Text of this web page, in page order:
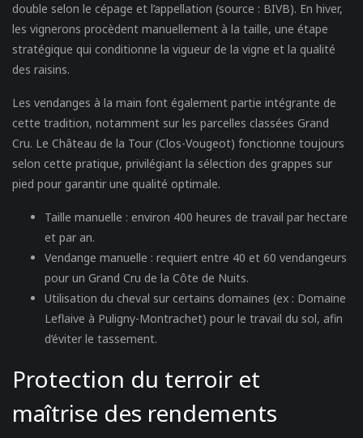
double selon le cépage et l’appellation (source : BIVB). En hiver,
les vignerons procèdent manuellement à la taille, une étape
stratégique qui conditionne la vigueur de la vigne et la qualité
des raisins.
Les vendanges à la main font également partie intégrante de
cette tradition, notamment sur les parcelles classées Grand
Cru. Le Château de la Tour (Clos-Vougeot) fonctionne toujours
selon cette pratique, privilégiant la sélection des grappes sur
pied pour garantir une qualité optimale.
Taille manuelle : environ 400 heures de travail par hectare
et par an.
Vendange manuelle : requiert entre 40 et 60 vendangeurs
pour un Grand Cru de la Côte de Nuits.
Utilisation du cheval sur certains domaines (ex : Domaine
Leflaive à Puligny-Montrachet) pour le travail du sol, afin
d’éviter le tassement.
Protection du terroir et
maîtrise des rendements